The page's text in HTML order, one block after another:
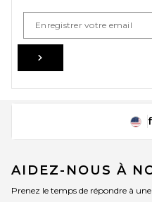
AIDEZ-NOUS À
Prenez le temps de répondre à